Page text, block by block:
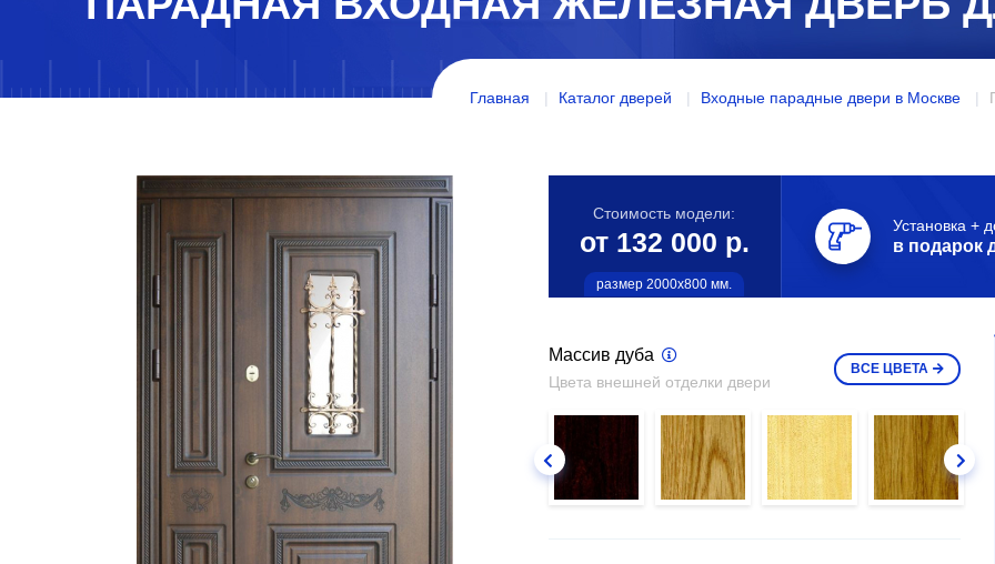
Главная Каталог дверей Входные парадные двери в Москве
Стоимость модели:
от 132 000 р.
размер 2000х800 мм.
Установка +
в подарок
Массив дуба
Цвета внешней отделки двери
ВСЕ ЦВЕТА